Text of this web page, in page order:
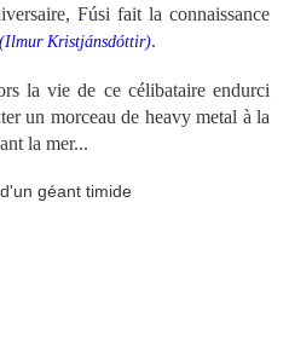
Fúsi fait la connaissance
(Ilmur Kristjánsdóttir).
la vie de ce célibataire endurci
un morceau de heavy metal à la
la mer...